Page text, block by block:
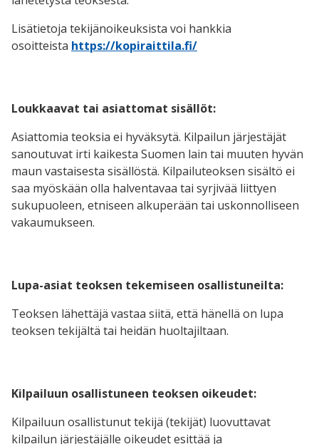
Lisätietoja tekijänoikeuksista voi hankkia
osoitteista https://kopiraittila.fi/
Loukkaavat tai asiattomat sisällöt:
Asiattomia teoksia ei hyväksytä. Kilpailun järjestäjät
sanoutuvat irti kaikesta Suomen lain tai muuten hyvän
maun vastaisesta sisällöstä. Kilpailuteoksen sisältö ei
saa myöskään olla halventavaa tai syrjivää liittyen
sukupuoleen, etniseen alkuperään tai uskonnolliseen
vakaumukseen.
Lupa-asiat teoksen tekemiseen osallistuneilta:
Teoksen lähettäjä vastaa siitä, että hänellä on lupa
teoksen tekijältä tai heidän huoltajiltaan.
Kilpailuun osallistuneen teoksen oikeudet:
Kilpailuun osallistunut tekijä (tekijät) luovuttavat
kilpailun järjestäjälle oikeudet esittää ja